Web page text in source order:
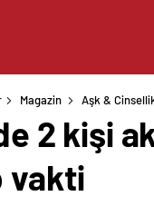
Magazin Aşk &
2 kişi
vakti